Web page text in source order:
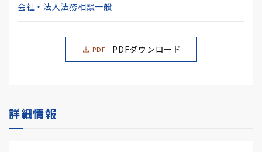
会社・法人法務相談一般
PDF PDFダウンロード
詳細情報